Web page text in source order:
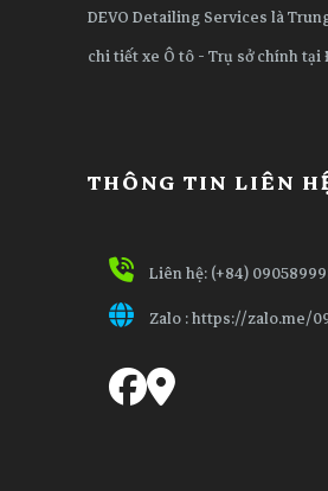
DEVO Detailing Services là
chi tiết xe Ô tô - Trụ sở chính tại
THÔNG TIN LIÊN
Liên hệ: (+84)
Zalo :https://zalo.me/